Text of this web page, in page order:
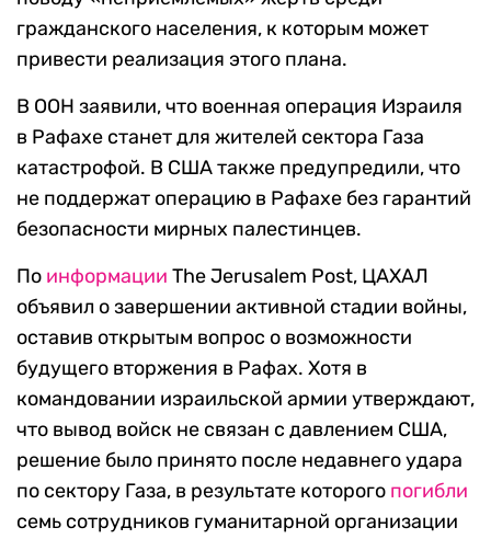
гражданского населения, к которым может
привести реализация этого плана.
В ООН заявили, что военная операция Израиля
в Рафахе станет для жителей сектора Газа
катастрофой. В США также предупредили, что
не поддержат операцию в Рафахе без гарантий
безопасности мирных палестинцев.
По информации The Jerusalem Post, ЦАХАЛ
объявил о завершении активной стадии войны,
оставив открытым вопрос о возможности
будущего вторжения в Рафах. Хотя в
командовании израильской армии утверждают,
что вывод войск не связан с давлением США,
решение было принято после недавнего удара
по сектору Газа, в результате которого погибли
семь сотрудников гуманитарной организации